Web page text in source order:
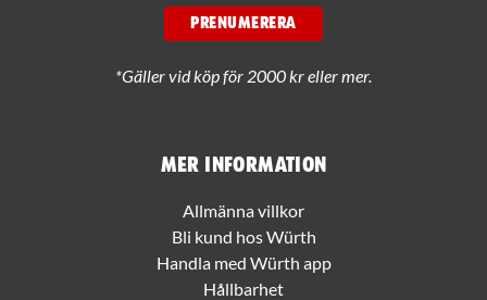
Mer information
Allmänna villkor
Bli kund hos Würth
Handla med Würth app
Hållbarhet
PRENUMERERA
*Gäller vid köp för 2000 kr eller mer.